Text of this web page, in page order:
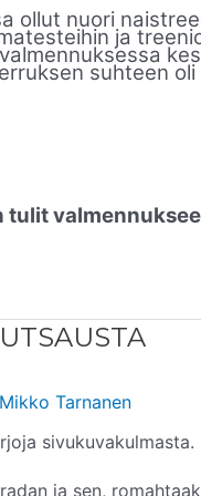
ollut nuori
ja
suhteen oli
Mikko Tarnanen
sivukuvakulmasta.
ja sen,